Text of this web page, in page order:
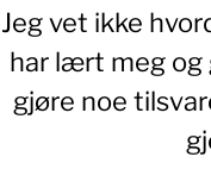
Jeg vet ikke
har lært meg og
gjøre noe